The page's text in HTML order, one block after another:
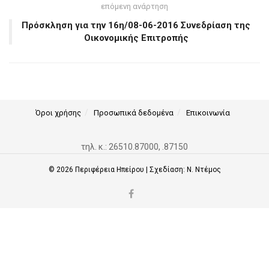
επόμενη ανάρτηση
Πρόσκληση για την 16η/08-06-2016 Συνεδρίαση της
Οικονομικής Επιτροπής
Όροι χρήσης Προσωπικά δεδομένα Επικοινωνία
τηλ. κ.: 26510.87000, .87150
© 2026 Περιφέρεια Ηπείρου | Σχεδίαση: Ν. Ντέμος